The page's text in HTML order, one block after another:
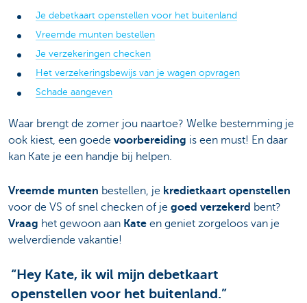
Je debetkaart openstellen voor het buitenland
Vreemde munten bestellen
Je verzekeringen checken
Het verzekeringsbewijs van je wagen opvragen
Schade aangeven
Waar brengt de zomer jou naartoe? Welke bestemming je
ook kiest, een goede voorbereiding is een must! En daar
kan Kate je een handje bij helpen.
Vreemde munten bestellen, je kredietkaart openstellen
voor de VS of snel checken of je goed verzekerd bent?
Vraag het gewoon aan Kate en geniet zorgeloos van je
welverdiende vakantie!
“Hey Kate, ik wil mijn debetkaart
openstellen voor het buitenland.”